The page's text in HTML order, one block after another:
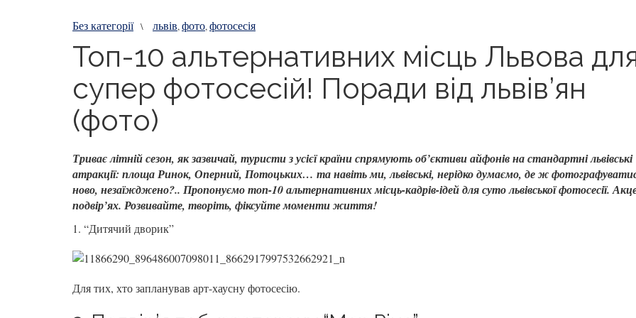
Без категорії \ львів,фото,фотосесія
Топ-10 альтернативних місць Львова
супер фотосесій! Поради від львів’ян
(фото)
Триває літній сезон, як зазвичай, туристи з усієї країни спрямують об’єктиви айфонів на стандартні львівські
атракції: площа Ринок, Оперний, Потоцьких… та навіть ми, львівські, нерідко думаємо, де ж
ново, незаїжджено?.. Пропонуємо топ-10 альтернативних місць-кадрів-ідей для суто львівської фотосесії.
подвір’ях. Розвивайте, творіть, фіксуйте моменти життя!
1. “Дитячий дворик”
Для тих, хто запланував арт-хаусну фотосесію.